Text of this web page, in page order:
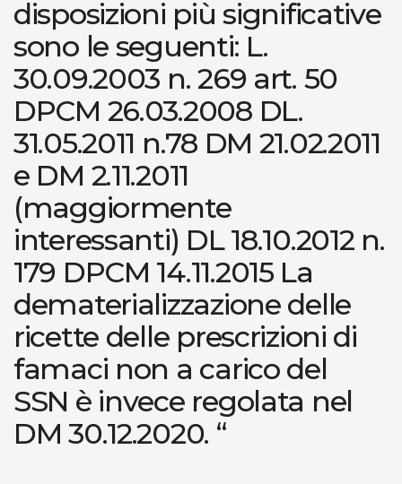
disposizioni più significative
sono le seguenti: L.
30.09.2003 n. 269 art. 50
DPCM 26.03.2008 DL.
31.05.2011 n.78 DM 21.02.2011
e DM 2.11.2011
(maggiormente
interessanti) DL 18.10.2012 n.
179 DPCM 14.11.2015 La
dematerializzazione delle
ricette delle prescrizioni di
famaci non a carico del
SSN è invece regolata nel
DM 30.12.2020. “